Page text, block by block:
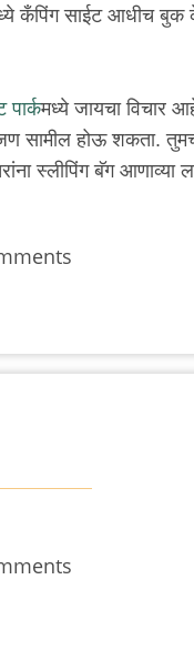
कँपिंग साईट आधीच
पार्कमध्ये जायचा विचार
होऊ शकता.
स्लीपिंग बॅग